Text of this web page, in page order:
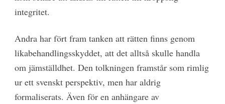
integritet.
Andra har fört fram tanken att rätten finns genom
likabehandlingsskyddet, att det alltså skulle handla
om jämställdhet. Den tolkningen framstår som rimlig
ur ett svenskt perspektiv, men har aldrig
formaliserats. Även för en anhängare av